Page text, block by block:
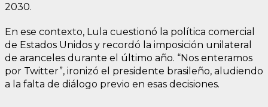
2030.
En ese contexto, Lula cuestionó la política comercial
de Estados Unidos y recordó la imposición unilateral
de aranceles durante el último año. “Nos enteramos
por Twitter”, ironizó el presidente brasileño, aludiendo
a la falta de diálogo previo en esas decisiones.